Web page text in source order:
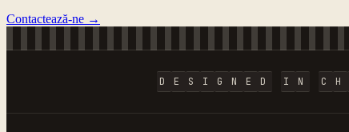
Contactează-ne →
D E S I G N E D I N C H